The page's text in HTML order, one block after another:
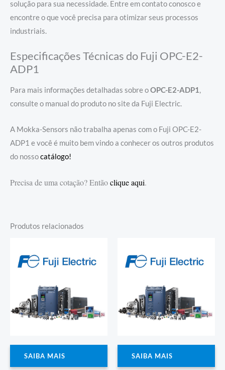
solução para sua necessidade. Entre em contato conosco e
encontre o que você precisa para otimizar seus processos
industriais.
Especificações Técnicas do Fuji OPC-E2-
ADP1
Para mais informações detalhadas sobre oOPC-E2-ADP1,
consulte o manual do produto no site da Fuji Electric.
A Mokka-Sensors não trabalha apenas com o Fuji OPC-E2-
ADP1 e você é muito bem vindo a conhecer os outros produtos
do nossocatálogo!
Precisa de uma cotação? Entãoclique aqui.
Produtos relacionados
SAIBA MAIS SAIBA MAIS